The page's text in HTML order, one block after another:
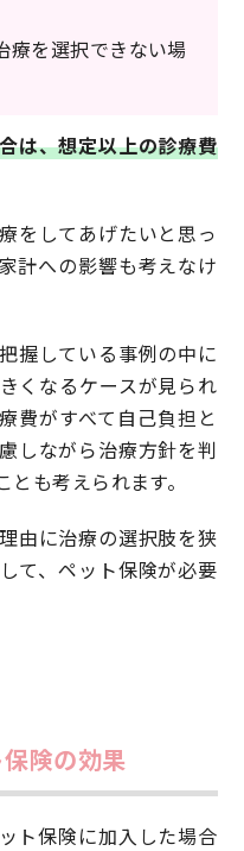
療を選択できない場
は、想定以上の診療費
をしてあげたいと思っ
計への影響も考えなけ
握している事例の中に
くなるケースが見られ
費がすべて自己負担と
しながら治療方針を判
も考えられます。
由に治療の選択肢を狭
て、ペット保険が必要
険の効果
ト保険に加入した場合